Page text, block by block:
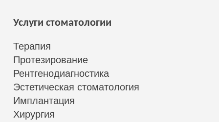
Услуги стоматологии
Терапия
Протезирование
Рентгенодиагностика
Эстетическая стоматология
Имплантация
Хирургия